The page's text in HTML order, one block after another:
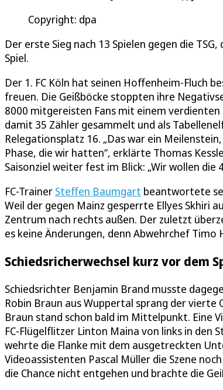
Copyright: dpa
Der erste Sieg nach 13 Spielen gegen die
Spiel.
Der 1. FC Köln hat seinen Hoffenheim-Fluch
freuen. Die Geißböcke stoppten ihre
8000 mitgereisten Fans mit einem
damit 35 Zähler gesammelt und als
Relegationsplatz 16. „Das war ein
Phase, die wir hatten“, erklärte Thomas
Saisonziel weiter fest im Blick: „Wir wollen
FC-Trainer Steffen Baumgart beantwortete
Weil der gegen Mainz gesperrte Ellyes Skhiri
Zentrum nach rechts außen. Der zuletzt
es keine Änderungen, denn Abwehrchef
Schiedsricherwechsel kurz vor dem
Schiedsrichter Benjamin Brand musste
Robin Braun aus Wuppertal sprang der
Braun stand schon bald im Mittelpunkt. Eine
FC-Flügelflitzer Linton Maina von links in den
wehrte die Flanke mit dem ausgetreckten
Videoassistenten Pascal Müller die Szene
die Chance nicht entgehen und brachte die